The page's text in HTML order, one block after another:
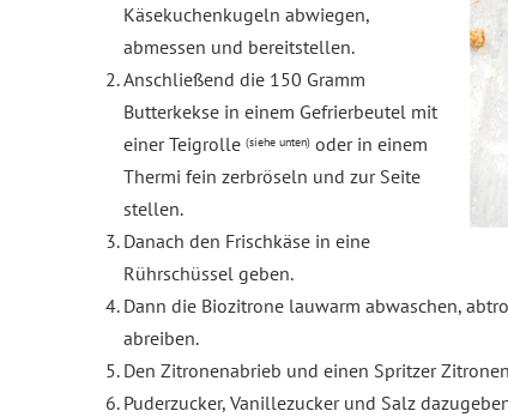
Käsekuchenkugeln abwiegen,
abmessen und bereitstellen.
Anschließend die 150 Gramm
Butterkekse in einem Gefrierbeutel mit
einer Teigrolle (siehe unten) oder in einem
Thermi fein zerbröseln und zur Seite
stellen.
Danach den Frischkäse in eine
Rührschüssel geben.
Dann die Biozitrone lauwarm abwaschen,
abreiben.
Den Zitronenabrieb und einen Spritzer
Puderzucker, Vanillezucker und Salz